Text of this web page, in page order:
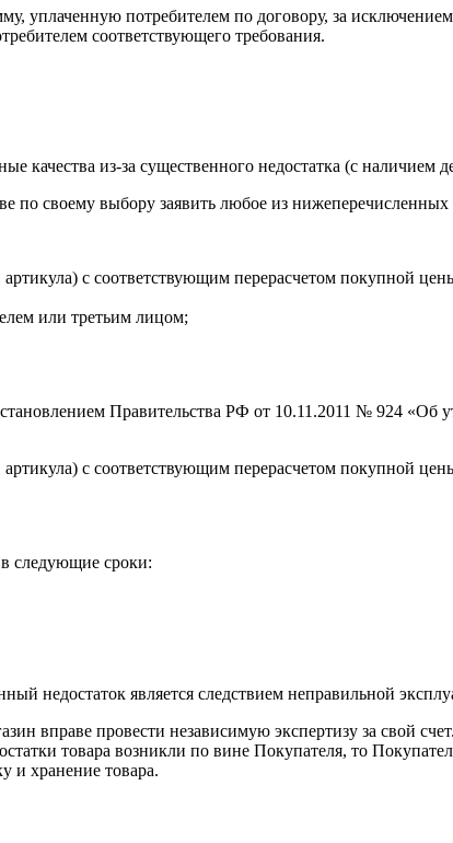
уплаченную потребителем по договору, за
соответствующего требования.
качества из-за существенного недостатка (с наличием
по своему выбору заявить любое из нижеперечисленных
с соответствующим перерасчетом покупной
или третьим лицом;
Правительства РФ от 10.11.2011 № 924 «Об
с соответствующим перерасчетом покупной
следующие сроки:
недостаток является следствием неправильной
вправе провести независимую экспертизу за свой
товара возникли по вине Покупателя, то
и хранение товара.